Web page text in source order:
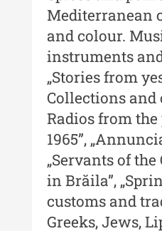
Mediterranean
and colour.
instruments
„Stories from
Collections and
Radios from the
1965”,
„Servants of
in Brăila”,
customs and
Greeks, Jews,